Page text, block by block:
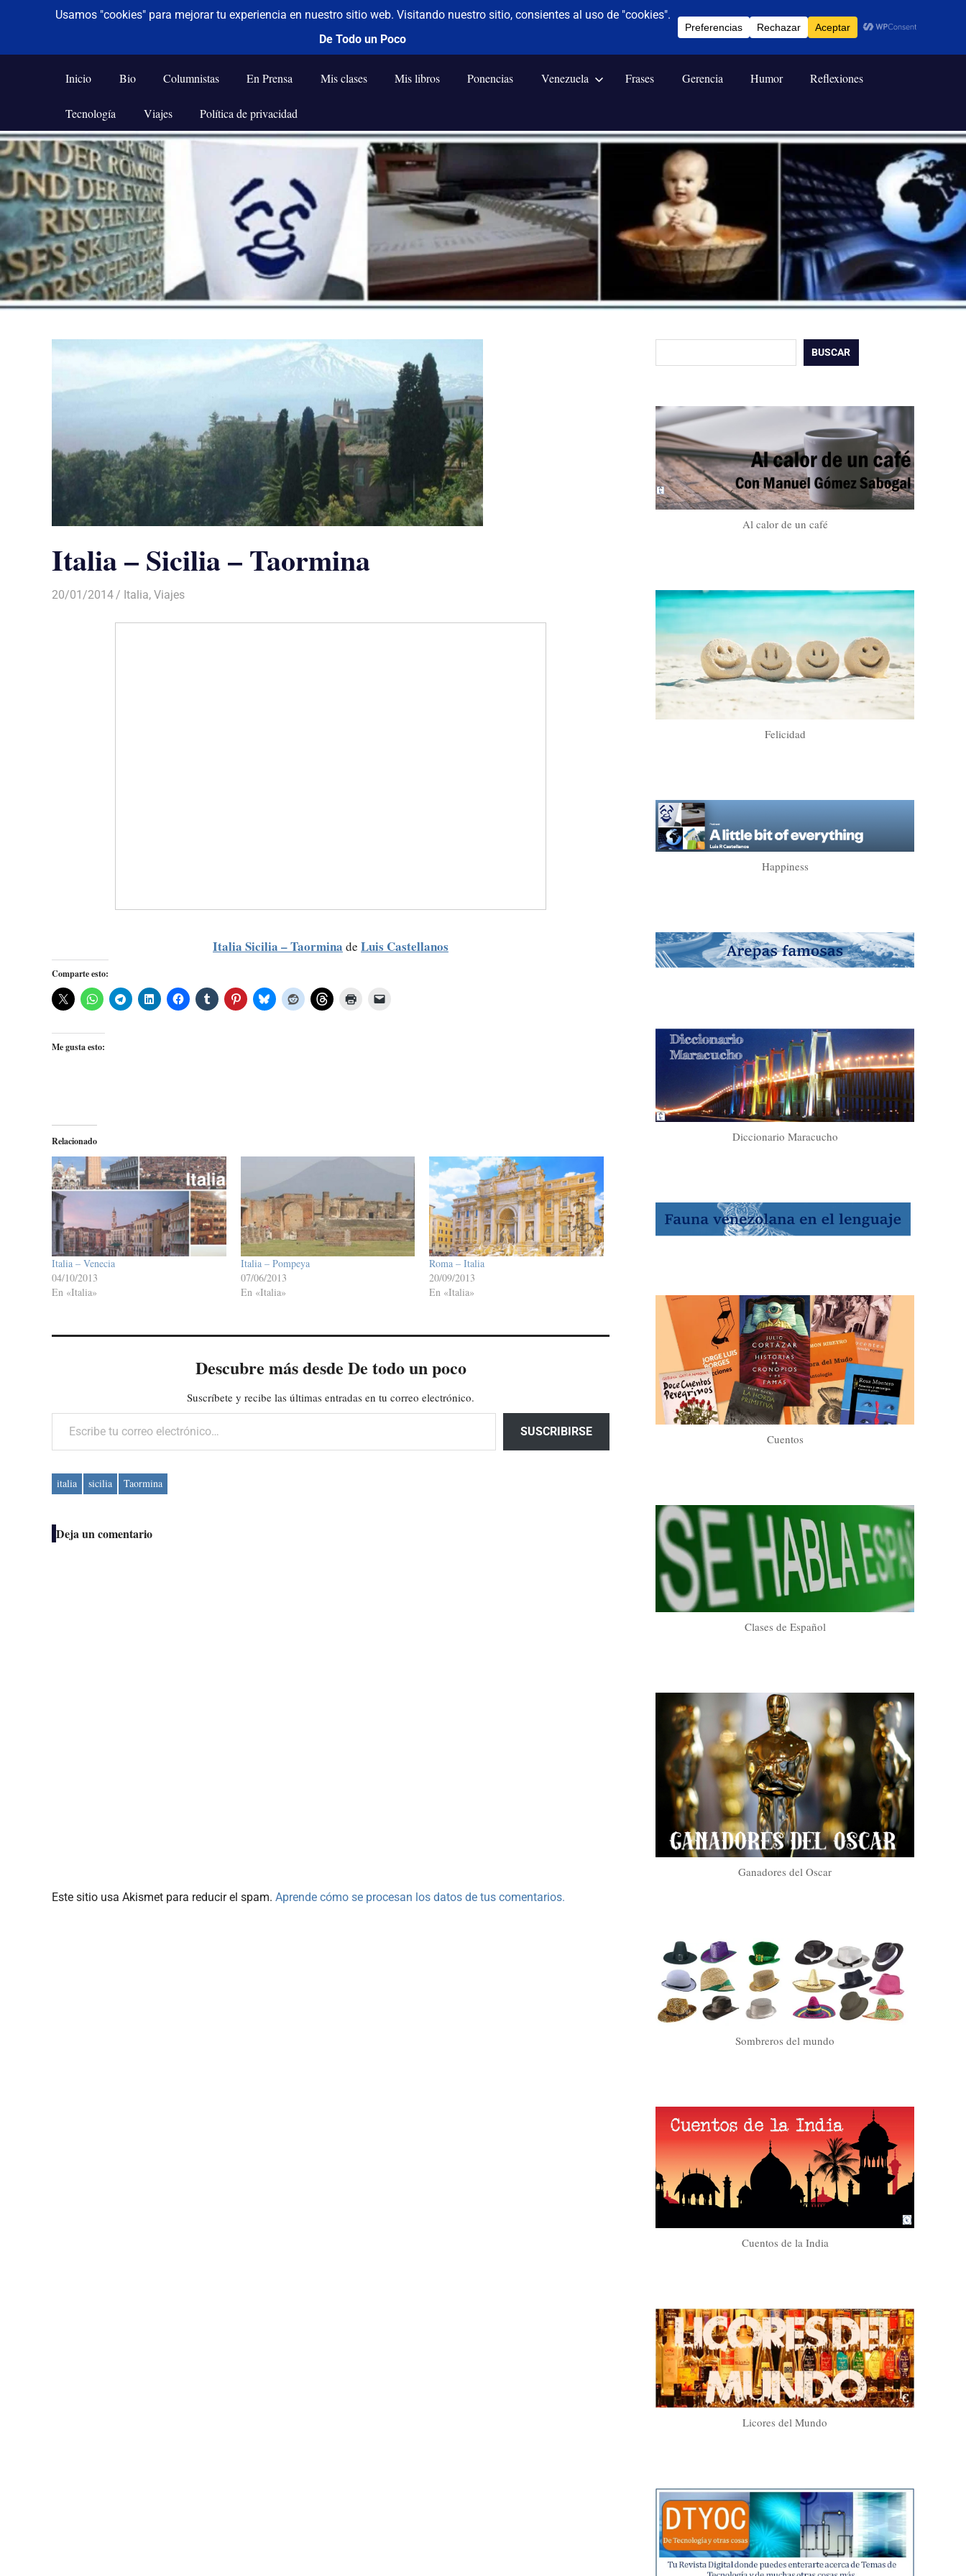
Saltar
al
contenido
De todo un poco
Frases,
Humor,
Tecnología
y
Viajes
Inicio Bio Columnistas En Prensa Mis clases Mis libros Ponencias Venezuela Frases Gerencia Humor Reflexiones
Tecnología Viajes Política de privacidad
Italia – Sicilia – Taormina
20/01/2014 Luis Castellanos
Italia,Viajes
Italia Sicilia – Taormina de Luis Castellanos
Comparte esto:
Me gusta esto:
Relacionado
Italia – Venecia
04/10/2013
En «Italia»
Italia – Pompeya
07/06/2013
En «Italia»
Roma – Italia
20/09/2013
En «Italia»
Descubre más desde De todo un poco
Suscríbete y recibe las últimas entradas en tu correo electrónico.
Escribe tu correo electrónico…
SUSCRIBIRSE
italia sicilia Taormina
Deja un comentario
Este sitio usa Akismet para reducir el spam. Aprende cómo se procesan los datos de tus comentarios.
BUSCAR
Al calor de un café
Felicidad
Happiness
Diccionario Maracucho
Cuentos
Clases de Español
Ganadores del Oscar
Sombreros del mundo
Cuentos de la India
Licores del Mundo